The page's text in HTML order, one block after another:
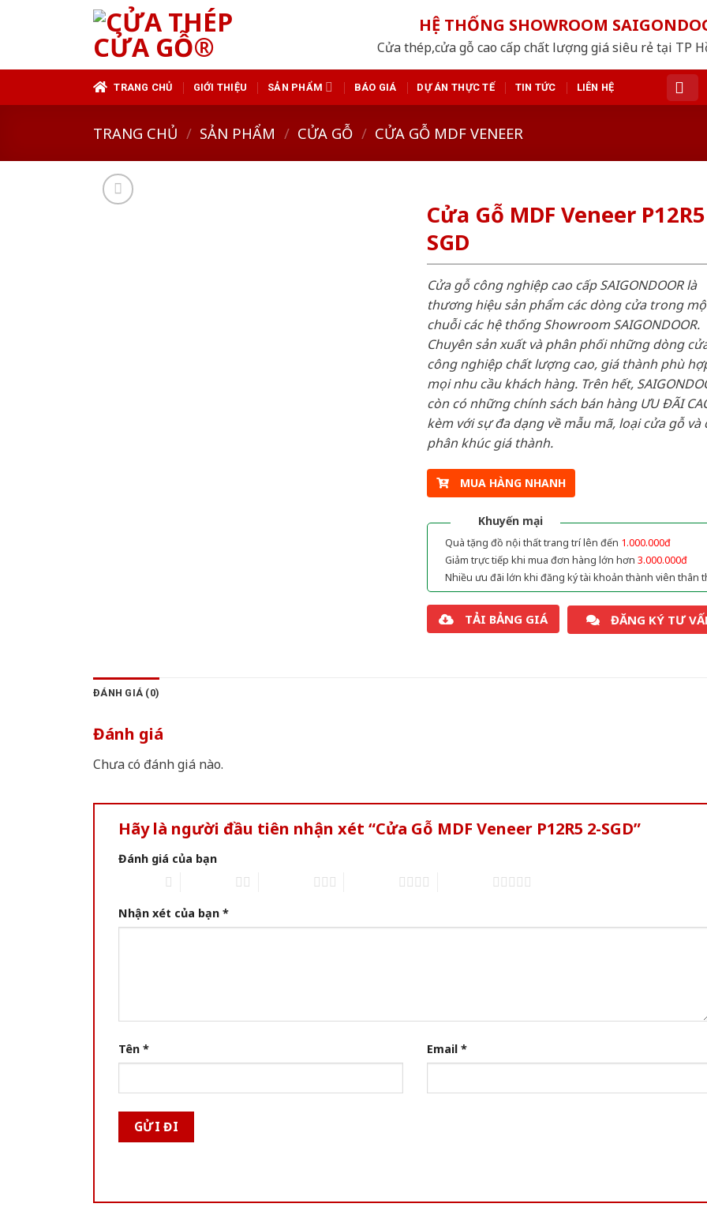
HỆ THỐNG SHOWROOM
Cửa thép,cửa gỗ cao cấp chất lượng giá siêu rẻ tại TP
TRANG CHỦ GIỚI THIỆU SẢN PHẨM BÁO GIÁ DỰ ÁN THỰC TẾ TIN TỨC LIÊN HỆ
TRANG CHỦ / SẢN PHẨM / CỬA GỖ / CỬA GỖ MDF VENEER
Cửa Gỗ MDF Veneer
SGD
Cửa gỗ công nghiệp cao cấp SAIGONDOOR là
thương hiệu sản phẩm các dòng cửa trong
chuỗi các hệ thống Showroom SAIGONDOOR.
Chuyên sản xuất và phân phối những dòng
công nghiệp chất lượng cao, giá thành phù
mọi nhu cầu khách hàng. Trên hết,
còn có những chính sách bán hàng ƯU ĐÃI
kèm với sự đa dạng về mẫu mã, loại cửa gỗ và
phân khúc giá thành.
MUA HÀNG NHANH
Khuyến mại
Quà tặng đồ nội thất trang trí lên đến 1.000.000đ
Giảm trực tiếp khi mua đơn hàng lớn hơn 3.000.000đ
Nhiều ưu đãi lớn khi đăng ký tài khoản thành viên thân
TẢI BẢNG GIÁ ĐĂNG KÝ TƯ
ĐÁNH GIÁ (0)
Đánh giá
Chưa có đánh giá nào.
Hãy là người đầu tiên nhận xét “Cửa Gỗ MDF Veneer P12R5 2-SGD”
Đánh giá của bạn
Nhận xét của bạn *
Tên * Email *